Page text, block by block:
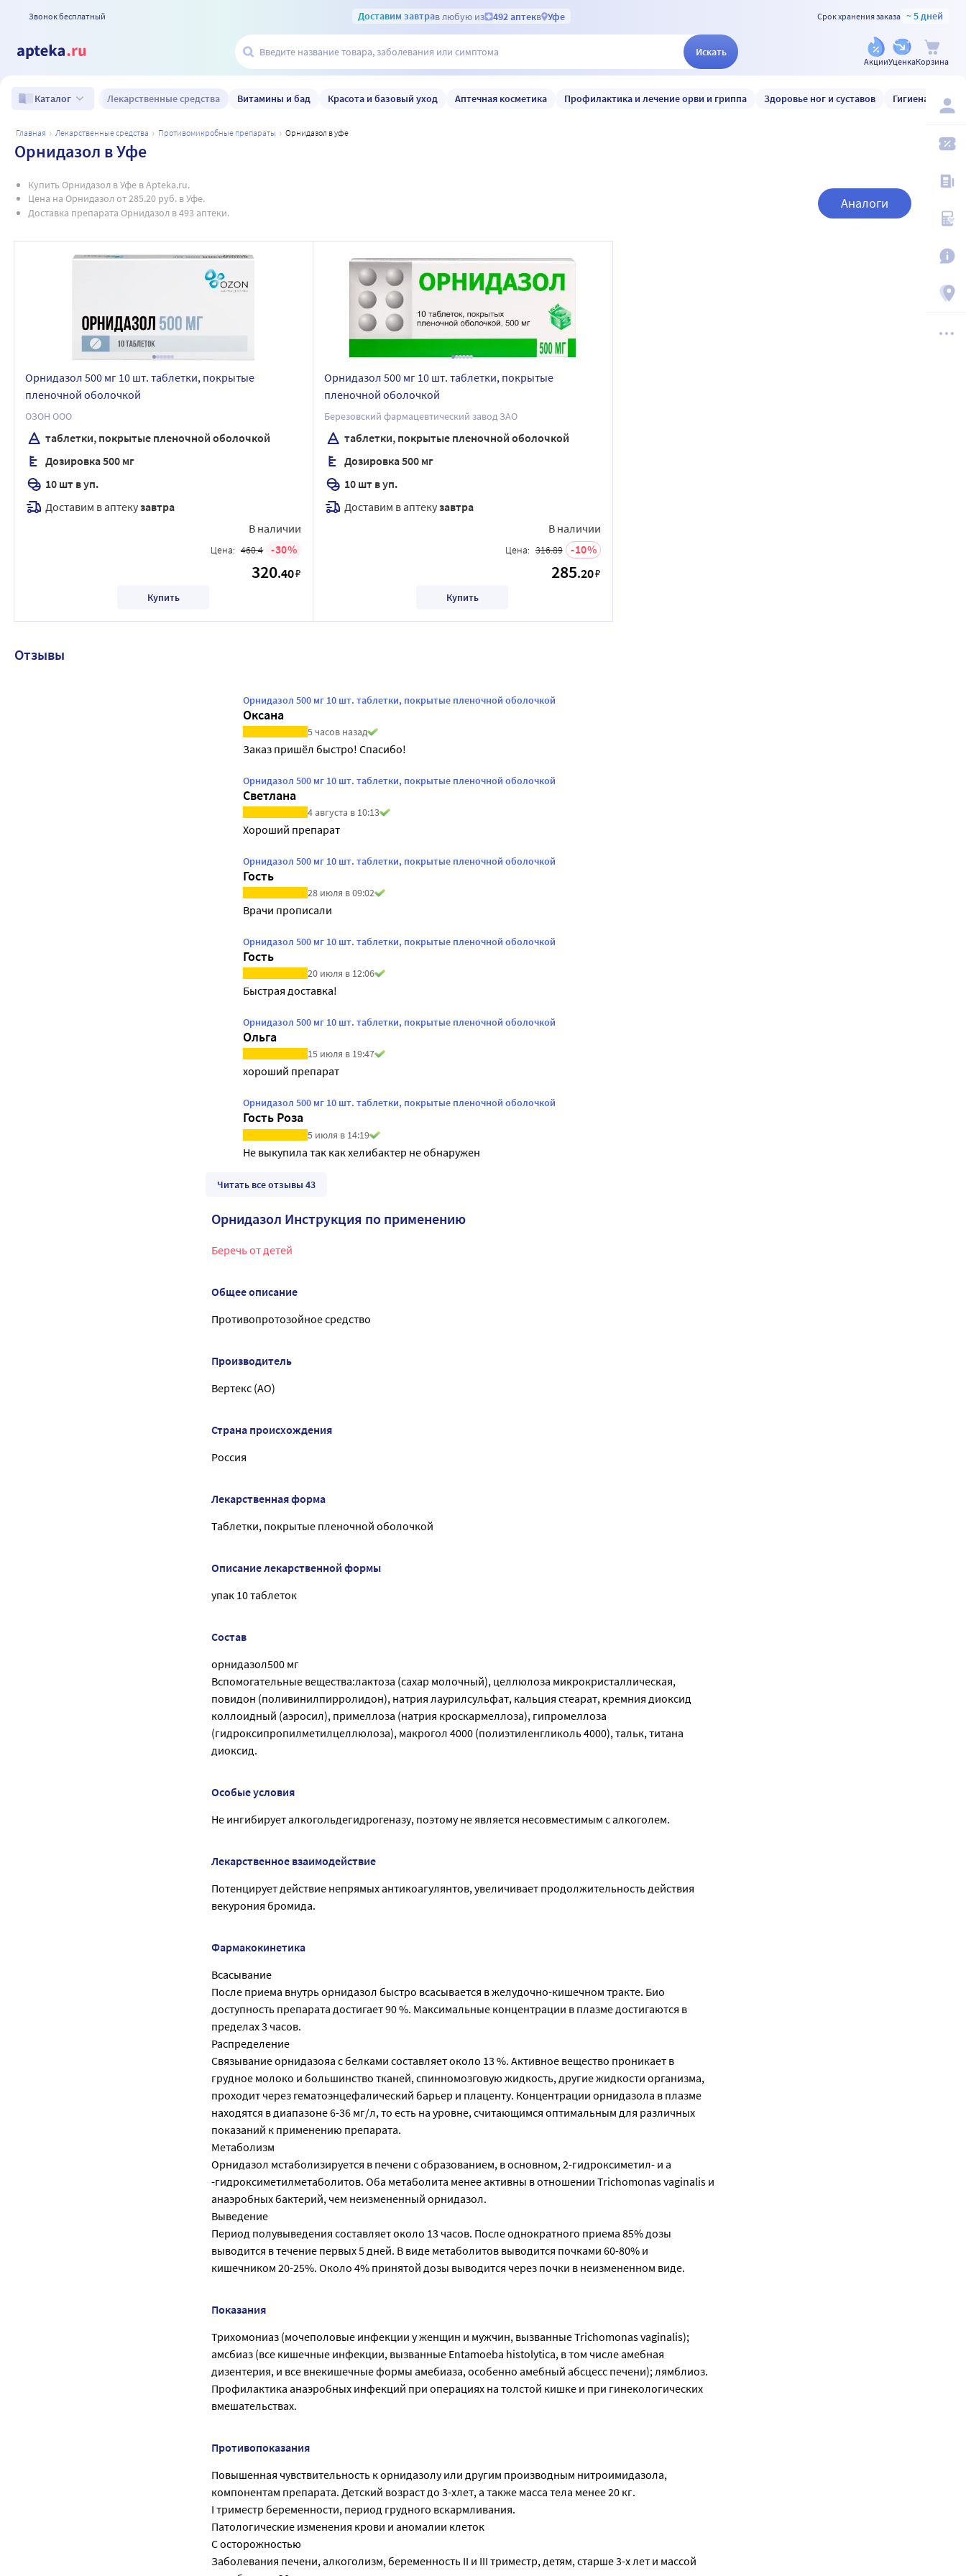
Звонок бесплатный Доставим завтрав любую из 492 аптекв Уфе Срок хранения заказа ~ 5 дней
Искать
АкцииУценкаКорзина
Каталог Лекарственные средства Витамины и бад Красота и базовый уход Аптечная косметика Профилактика и лечение орви и гриппа Здоровье ног и суставов Гигиена и уход
главная лекарственные средства противомикробные препараты орнидазол в уфе
Орнидазол в Уфе
Купить Орнидазол в Уфе в Apteka.ru.
Цена на Орнидазол от 285.20 руб. в Уфе.
Доставка препарата Орнидазол в 493 аптеки.
Аналоги
Орнидазол 500 мг 10 шт. таблетки, покрытые
пленочной оболочкой
ОЗОН ООО
таблетки, покрытые пленочной оболочкой
Дозировка 500 мг
10 шт в уп.
Доставим в аптекузавтра
В наличии
Цена: 460.4 30
320.40₽
Купить
Орнидазол 500 мг 10 шт. таблетки, покрытые
пленочной оболочкой
Березовский фармацевтический завод ЗАО
таблетки, покрытые пленочной оболочкой
Дозировка 500 мг
10 шт в уп.
Доставим в аптекузавтра
В наличии
Цена: 316.89 10
285.20₽
Купить
Отзывы
Орнидазол 500 мг 10 шт. таблетки, покрытые пленочной оболочкой
Оксана
5 часов назад
Заказ пришёл быстро! Спасибо!
Орнидазол 500 мг 10 шт. таблетки, покрытые пленочной оболочкой
Светлана
4 августа в 10:13
Хороший препарат
Орнидазол 500 мг 10 шт. таблетки, покрытые пленочной оболочкой
Гость
28 июля в 09:02
Врачи прописали
Орнидазол 500 мг 10 шт. таблетки, покрытые пленочной оболочкой
Гость
20 июля в 12:06
Быстрая доставка!
Орнидазол 500 мг 10 шт. таблетки, покрытые пленочной оболочкой
Ольга
15 июля в 19:47
хороший препарат
Орнидазол 500 мг 10 шт. таблетки, покрытые пленочной оболочкой
Гость Роза
5 июля в 14:19
Не выкупила так как хелибактер не обнаружен
Читать все отзывы 43
Орнидазол Инструкция по применению
Беречь от детей
Общее описание
Противопротозойное средство
Производитель
Вертекс (АО)
Страна происхождения
Россия
Лекарственная форма
Таблетки, покрытые пленочной оболочкой
Описание лекарственной формы
упак 10 таблеток
Состав
орнидазол500 мг
Вспомогательные вещества:лактоза (сахар молочный), целлюлоза микрокристаллическая,
повидон (поливинилпирролидон), натрия лаурилсульфат, кальция стеарат, кремния диоксид
коллоидный (аэросил), примеллоза (натрия кроскармеллоза), гипромеллоза
(гидроксипропилметилцеллюлоза), макрогол 4000 (полиэтиленгликоль 4000), тальк, титана
диоксид.
Особые условия
Не ингибирует алкогольдегидрогеназу, поэтому не является несовместимым с алкоголем.
Лекарственное взаимодействие
Потенцирует действие непрямых антикоагулянтов, увеличивает продолжительность действия
векурония бромида.
Фармакокинетика
Всасывание
После приема внутрь орнидазол быстро всасывается в желудочно-кишечном тракте. Био
доступность препарата достигает 90 %. Максимальные концентрации в плазме достигаются в
пределах 3 часов.
Распределение
Связывание орнидазояа с белками составляет около 13 %. Активное вещество проникает в
грудное молоко и большинство тканей, спинномозговую жидкость, другие жидкости организма,
проходит через гематоэнцефалический барьер и плаценту. Концентрации орнидазола в плазме
находятся в диапазоне 6-36 мг/л, то есть на уровне, считающимся оптимальным для различных
показаний к применению препарата.
Метаболизм
Орнидазол мстаболизируется в печени с образованием, в основном, 2-гидроксиметил- и а
-гидроксиметилметаболитов. Оба метаболита менее активны в отношении Trichomonas vaginalis и
анаэробных бактерий, чем неизмененный орнидазол.
Выведение
Период полувыведения составляет около 13 часов. После однократного приема 85% дозы
выводится в течение первых 5 дней. В виде метаболитов выводится почками 60-80% и
кишечником 20-25%. Около 4% принятой дозы выводится через почки в неизмененном виде.
Показания
Трихомониаз (мочеполовые инфекции у женщин и мужчин, вызванные Trichomonas vaginalis);
амсбиаз (все кишечные инфекции, вызванные Entamoeba histolytica, в том числе амебная
дизентерия, и все внекишечные формы амебиаза, особенно амебный абсцесс печени); лямблиоз.
Профилактика анаэробных инфекций при операциях на толстой кишке и при гинекологических
вмешательствах.
Противопоказания
Повышенная чувствительность к орнидазолу или другим производным нитроимидазола,
компонентам препарата. Детский возраст до 3-хлет, а также масса тела менее 20 кг.
I триместр беременности, период грудного вскармливания.
Патологические изменения крови и аномалии клеток
С осторожностью
Заболевания печени, алкоголизм, беременность II и III триместр, детям, старше 3-х лет и массой